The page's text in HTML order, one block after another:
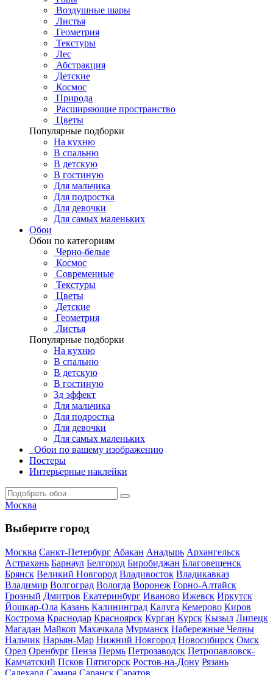
Воздушные шары
Листья
Геометрия
Текстуры
Лес
Абстракция
Детские
Космос
Природа
Расширяющие пространство
Цветы
Популярные подборки
На кухню
В спальню
В детскую
В гостиную
Для мальчика
Для подростка
Для девочки
Для самых маленьких
Обои
Обои по категориям
Черно-белые
Космос
Современные
Текстуры
Цветы
Детские
Геометрия
Листья
Популярные подборки
На кухню
В спальню
В детскую
В гостиную
3д эффект
Для мальчика
Для подростка
Для девочки
Для самых маленьких
Обои по вашему изображению
Постеры
Интерьерные наклейки
Москва
Выберите город
Москва Санкт-Петербург Абакан Анадырь Архангельск
Астрахань Барнаул Белгород Биробиджан Благовещенск
Брянск Великий Новгород Владивосток Владикавказ
Владимир Волгоград Вологда Воронеж Горно-Алтайск
Грозный Дмитров Екатеринбург Иваново Ижевск Иркутск
Йошкар-Ола Казань Калининград Калуга Кемерово Киров
Кострома Краснодар Красноярск Курган Курск Кызыл Липецк
Магадан Майкоп Махачкала Мурманск Набережные Челны
Нальчик Нарьян-Мар Нижний Новгород Новосибирск Омск
Орел Оренбург Пенза Пермь Петрозаводск Петропавловск-
Камчатский Псков Пятигорск Ростов-на-Дону Рязань
Салехард Самара Саранск Саратов